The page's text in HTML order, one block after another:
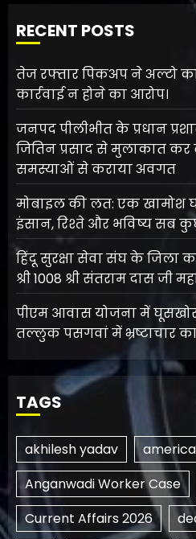
RECENT POSTS
तेज रफ्तार पिकअप ने अल्टो
कार्रवाई न होने का आरोप।
जनपद पीलीभीत के प्रधान
जितिन प्रसाद से मुलाकात
समस्याओं से कराया अवगत
मोबाइल की लत: एक खामोश
इंसान, रिश्ते और भविष्य सब
हिंदू सुरक्षा सेवा संघ के जिला
श्री 1008 श्री संतराम दास जी
पीएम आवास योजना में
तल्लुक पसगवां में भ्रष्टाचार
TAGS
akhilesh yadav
america
Anganwadi Worker Case
Current Affairs 2026